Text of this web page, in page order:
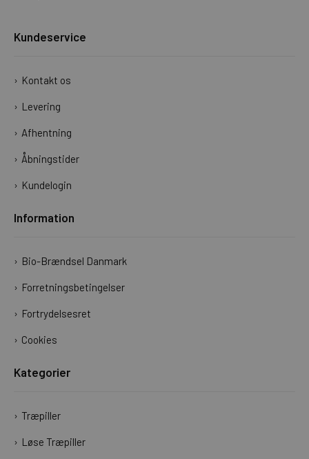
Kundeservice
Kontakt os
Levering
Afhentning
Åbningstider
Kundelogin
Information
Bio-Brændsel Danmark
Forretningsbetingelser
Fortrydelsesret
Cookies
Kategorier
Træpiller
Løse Træpiller